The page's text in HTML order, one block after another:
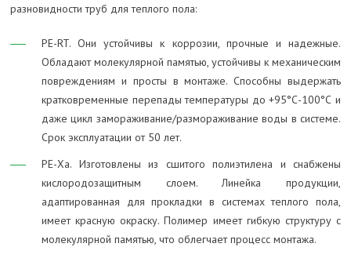
разновидности труб для теплого пола:
PE-RT. Они устойчивы к коррозии, прочные и надежные.
Обладают молекулярной памятью, устойчивы к механическим
повреждениям и просты в монтаже. Способны выдержать
кратковременные перепады температуры до +95°С-100°С и
даже цикл замораживание/размораживание воды в системе.
Срок эксплуатации от 50 лет.
РЕ-Ха. Изготовлены из сшитого полиэтилена и снабжены
кислородозащитным слоем. Линейка продукции,
адаптированная для прокладки в системах теплого пола,
имеет красную окраску. Полимер имеет гибкую структуру с
молекулярной памятью, что облегчает процесс монтажа.